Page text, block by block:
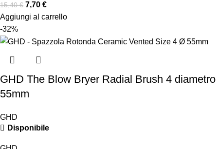
15,40€ 7,70 €
Aggiungi al carrello
-32%
GHD The Blow Bryer Radial Brush 4 diametro
55mm
GHD
Disponibile